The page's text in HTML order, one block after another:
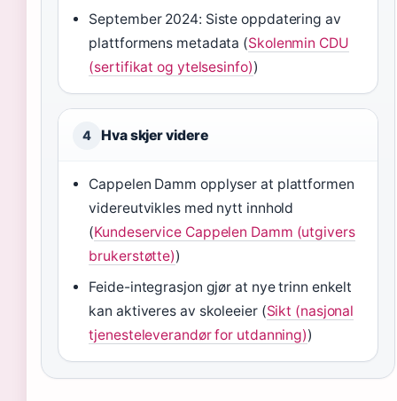
September 2024: Siste oppdatering av
plattformens metadata (Skolenmin CDU
(sertifikat og ytelsesinfo))
4 Hva skjer videre
Cappelen Damm opplyser at plattformen
videreutvikles med nytt innhold
(Kundeservice Cappelen Damm (utgivers
brukerstøtte))
Feide-integrasjon gjør at nye trinn enkelt
kan aktiveres av skoleeier (Sikt (nasjonal
tjenesteleverandør for utdanning))